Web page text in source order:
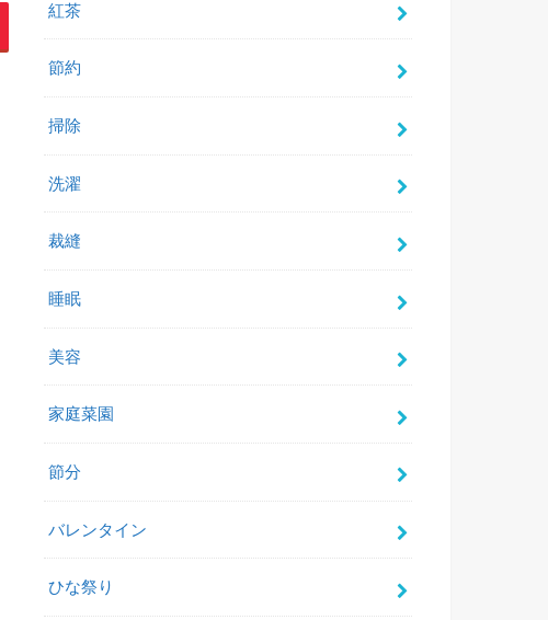
紅茶
節約
掃除
洗濯
裁縫
睡眠
美容
家庭菜園
節分
バレンタイン
ひな祭り